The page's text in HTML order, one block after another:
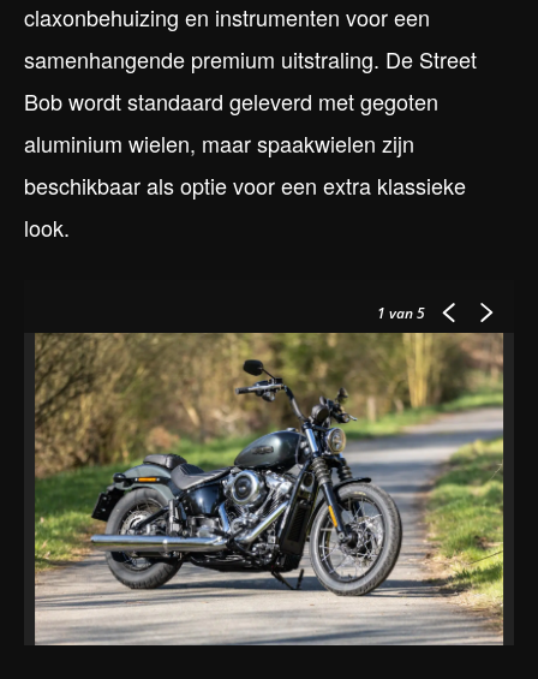
claxonbehuizing en instrumenten voor een
samenhangende premium uitstraling. De Street
Bob wordt standaard geleverd met gegoten
aluminium wielen, maar spaakwielen zijn
beschikbaar als optie voor een extra klassieke
look.
1 van 5